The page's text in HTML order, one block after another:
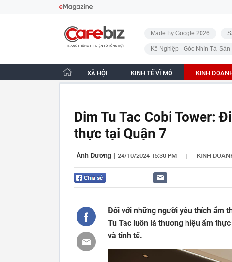
CafeBiz - Trang chủ
Made By Google 2026
Kế Nghiệp - Góc Nhìn Tài Sản
XÃ HỘI KINH TẾ VĨ MÔ KINH
Dim Tu Tac Cobi Tower:
thực tại Quận 7
Ánh Dương 24/10/2024 15:30 PM | KINH
Đối với những người yêu thích ẩm
Tu Tac luôn là thương hiệu ẩm
và tinh tế.